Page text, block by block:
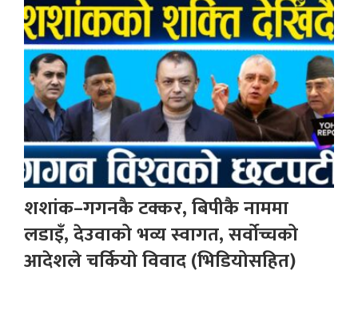
शशांक–गगनकै टक्कर, बिपीकै नाममा
लडाइँ, देउवाको भव्य स्वागत, सर्वोच्चको
आदेशले चर्कियो विवाद (भिडियोसहित)